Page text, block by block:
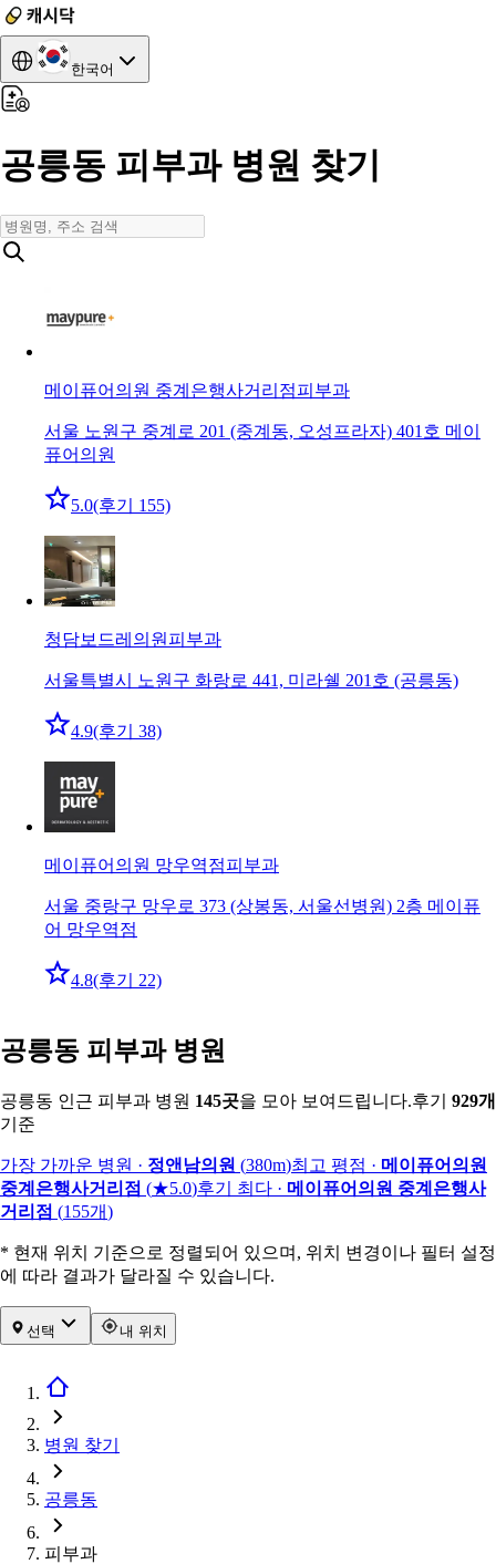
한국어
공릉동 피부과 병원 찾기
메이퓨어의원 중계은행사거리점피부과
서울 노원구 중계로 201 (중계동, 오성프라자) 401호 메이
퓨어의원
5.0(후기 155)
청담보드레의원 피부과
서울특별시 노원구 화랑로 441, 미라쉘 201호 (공릉동)
4.9(후기 38)
메이퓨어의원 망우역점피부과
서울 중랑구 망우로 373 (상봉동, 서울선병원) 2층 메이퓨
어 망우역점
4.8(후기 22)
공릉동 피부과 병원
공릉동 인근 피부과 병원 145곳을 모아 보여드립니다.후기 929개
기준
가장 가까운 병원 · 정앤남의원 (380m)최고 평점 · 메이퓨어의원
중계은행사거리점 (★5.0)후기 최다 · 메이퓨어의원 중계은행사
거리점 (155개)
* 현재 위치 기준으로 정렬되어 있으며, 위치 변경이나 필터 설정
에 따라 결과가 달라질 수 있습니다.
선택 내 위치
병원 찾기
공릉동
피부과